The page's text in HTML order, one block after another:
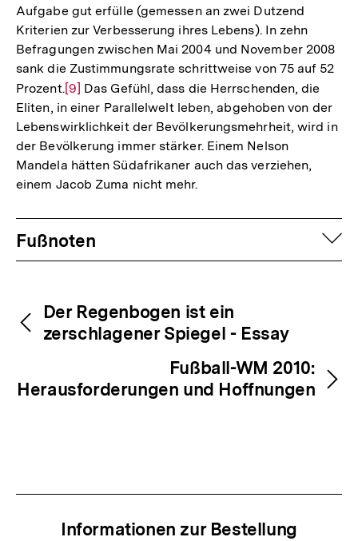
Aufgabe gut erfülle (gemessen an zwei Dutzend
Kriterien zur Verbesserung ihres Lebens). In zehn
Befragungen zwischen Mai 2004 und November 2008
sank die Zustimmungsrate schrittweise von 75 auf 52
Prozent.Zur
Auflösung
der
Fußnote
[9] Das Gefühl, dass die Herrschenden, die
Eliten, in einer Parallelwelt leben, abgehoben von der
Lebenswirklichkeit der Bevölkerungsmehrheit, wird in
der Bevölkerung immer stärker. Einem Nelson
Mandela hätten Südafrikaner auch das verziehen,
einem Jacob Zuma nicht mehr.
Fussnoten
Fußnoten
Inhaltsnavigation
Inhaltsnavigation
Der Regenbogen ist ein
zerschlagener Spiegel - Essay
Fußball-WM 2010:
Herausforderungen und Hoffnungen
Informationen zur Bestellung